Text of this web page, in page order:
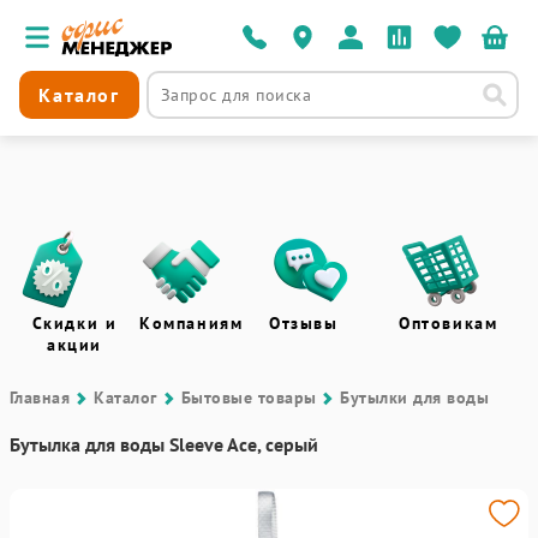
Каталог
Скидки и
акции
Компаниям Отзывы Оптовикам
Главная Каталог Бытовые товары Бутылки для воды
Бутылка для воды Sleeve Ace, серый